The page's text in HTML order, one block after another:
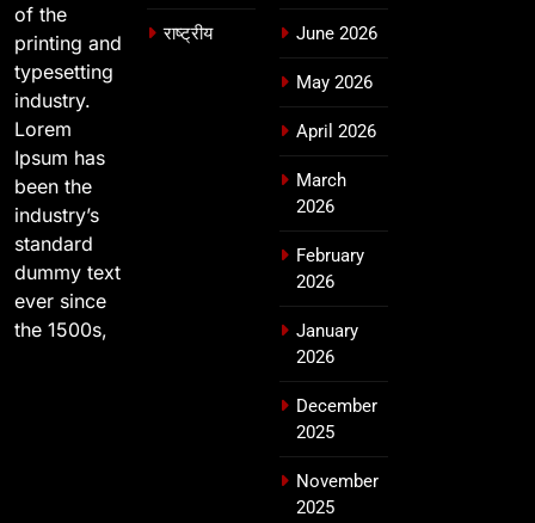
of the
printing and
typesetting
industry.
Lorem
Ipsum has
been the
industry’s
standard
dummy text
ever since
the 1500s,
राष्ट्रीय June 2026
May 2026
April 2026
March
2026
February
2026
January
2026
December
2025
November
2025